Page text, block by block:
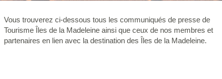
Vous trouverez ci-dessous tous les communiqués de presse de
Tourisme Îles de la Madeleine ainsi que ceux de nos membres et
partenaires en lien avec la destination des Îles de la Madeleine.